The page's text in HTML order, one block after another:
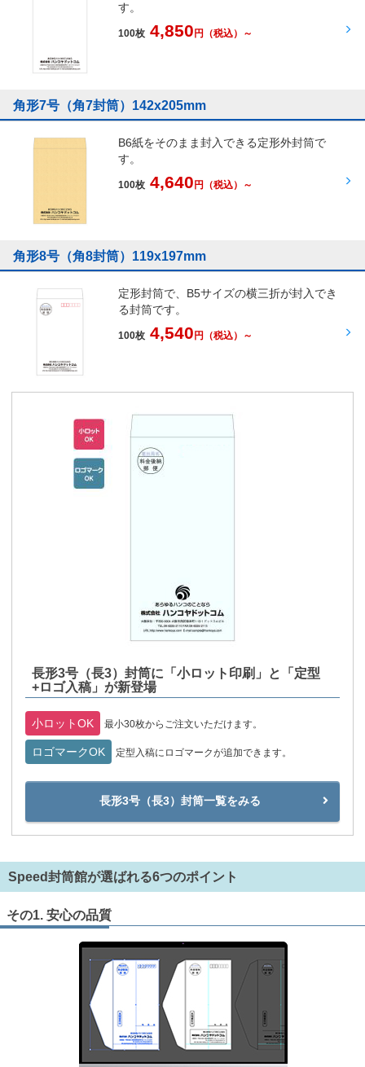
す。
100枚 4,850 円 （税込）～
角形7号（角7封筒）142x205mm
B6紙をそのまま封入できる定形外封筒で
す。
100枚 4,640円 （税込）～
角形8号（角8封筒）119x197mm
定形封筒で、B5サイズの横三折が封入でき
る封筒です。
100枚 4,540 円 （税込）～
長形3号（長3）封筒に「小ロット印刷」と「定型
+ロゴ入稿」が新登場
小ロットOK 最小30枚からご注文いただけます。
ロゴマークOK 定型入稿にロゴマークが追加できます。
長形3号（長3）封筒一覧をみる
Speed封筒館が選ばれる6つのポイント
その1. 安心の品質